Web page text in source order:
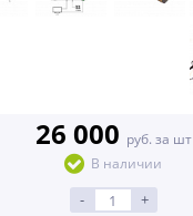
26 000 руб. за шт
В наличии
- +